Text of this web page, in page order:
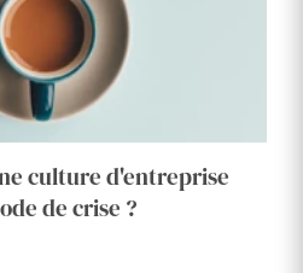
culture d'entreprise
de crise ?